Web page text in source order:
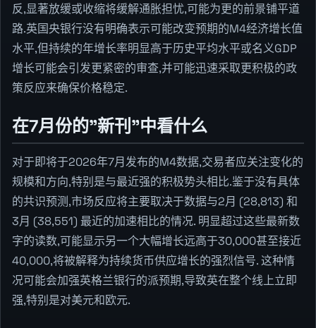
反,显著放缓或收缩将缓解通胀担忧,可能为更的前景铺平道
路.英国央银行没有明确表示可能改变预期的M4经济增长值
水平,但持续的年增长率明显高于历史平均水平或名义GDP
增长可能会引发更紧密的审查,并可能迅速采取更积极的政
策反应来确保价格稳定.
在7月份的"新刊"中看什么
对于即将于2026年7月发布的M4数据,交易者应关注变化的
规模和方向,特别是与最近强的积极势头相比.鉴于没有具体
的共识预测,市场反应将主要取决于数据与2月 (28,813) 和
3月 (38,551) 最近的加速相比的情况. 明显超过这些最新数
字的读数,可能显示另一个大幅增长远高于30,000甚至接近
40,000,将被解释为持续货币供应增长的强烈信号. 这种情
况可能会加强英格兰银行的派预期,导致英在整个线上立即
强,特别是对美元和欧元.